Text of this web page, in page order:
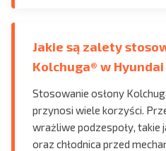
Jakie są zalety
Kolchuga® w
Stosowanie osłony
przynosi wiele korzyści.
wrażliwe podzespoły, takie
oraz chłodnica przed